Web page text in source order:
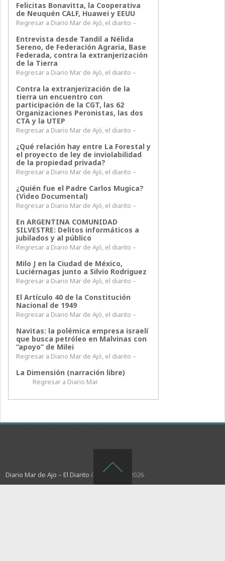
Felicitas Bonavitta, la Cooperativa
de Neuquén CALF, Huawei y EEUU
Regresar a Diario Mar de Ajó, el diarito –
Entrevista desde Tandil a Nélida
Sereno, de Federación Agraria, Base
Federada, contra la extranjerización
de la Tierra
Regresar a Diario Mar de Ajó, el diarito –
Contra la extranjerización de la
tierra un encuentro con
participación de la CGT, las 62
Organizaciones Peronistas, las dos
CTA y la UTEP
Regresar a Diario Mar de Ajó, el diarito –
¿Qué relación hay entre La Forestal y
el proyecto de ley de inviolabilidad
de la propiedad privada?
Regresar a Diario Mar de Ajó, el diarito –
¿Quién fue el Padre Carlos Mugica?
(Video Documental)
Regresar a Diario Mar de Ajó, el diarito –
En ARGENTINA COMUNIDAD
SILVESTRE: Delitos informáticos a
jubilados y al público
Regresar a Diario Mar de Ajó, el diarito –
Milo J en la Ciudad de México,
Luciérnagas junto a Silvio Rodriguez
Regresar a Diario Mar de Ajó, el diarito –
El Artículo 40 de la Constitución
Nacional de 1949
Regresar a Diario Mar de Ajó, el diarito –
Navitas: la polémica empresa israelí
que busca petróleo en Malvinas con
“apoyo” de Milei
Regresar a Diario Mar de Ajó, el diarito –
La Dimensión (narración libre)
Regresar a Diario Mar
Diario Mar de Ajo – El Diarito Copyright © 2026.